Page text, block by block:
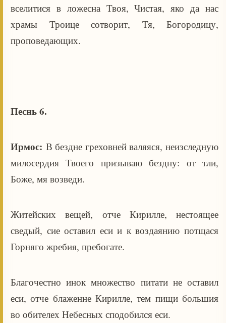
вселитися в ложесна Твоя, Чистая, яко да нас
храмы Троице сотворит, Тя, Богородицу,
проповедающих.
Песнь 6.
Ирмос: В бездне греховней валяяся, неизследную
милосердия Твоего призываю бездну: от тли,
Боже, мя возведи.
Житейских вещей, отче Кирилле, нестоящее
сведый, сие оставил еси и к воздаянию потщася
Горняго жребия, пребогате.
Благочестно инок множество питати не оставил
еси, отче блаженне Кирилле, тем пищи большия
во обителех Небесных сподобился еси.